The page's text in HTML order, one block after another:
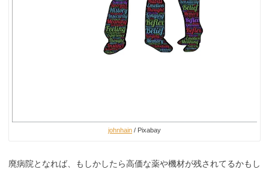
johnhain / Pixabay
廃病院となれば、もしかしたら高価な薬や機材が残されてるかもし